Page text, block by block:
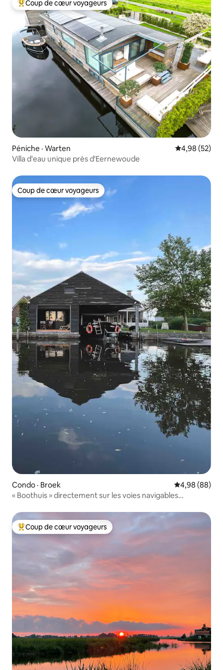
Coup de cœur voyageurs parmi les plus aimés
Coup de cœur voyageurs
Péniche · Warten Note
4,98 (52)
Villa d'eau unique près d'Eernewoude
Coup de cœur voyageurs
Coup de cœur voyageurs
Condo · Broek Note
4,98 (88)
« Boothuis » directement sur les voies navigables
Coup de cœur voyageurs parmi les plus aimés
Coup de cœur voyageurs